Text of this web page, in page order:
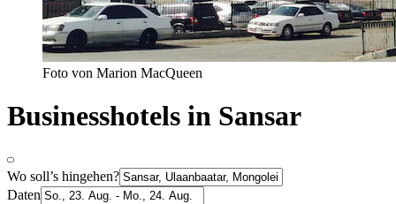
Foto von Marion MacQueen
Businesshotels in Sansar
Wo soll’s hingehen?
Daten